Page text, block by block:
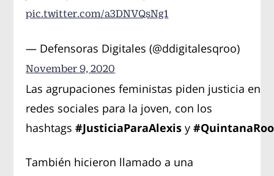
pic.twitter.com/a3DNVQsNg1
— Defensoras Digitales (@ddigitalesqroo)
November 9, 2020
Las agrupaciones feministas piden justicia en
redes sociales para la joven, con los
hashtags #JusticiaParaAlexisy
También hicieron llamado a una